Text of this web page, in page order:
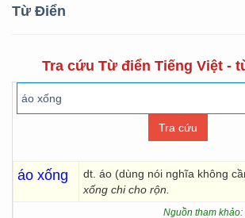
Từ Điển
Tra cứu Từ điển Tiếng Việt -
áo xống dt. áo (dùng nói nghĩa không
xống chi cho rộn.
Nguồn tham